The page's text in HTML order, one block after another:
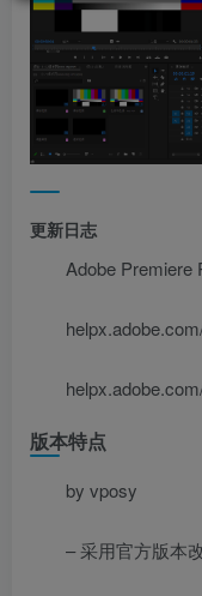
更新日志
Adobe Premiere
版本特点
by vposy
– 采用官方版本